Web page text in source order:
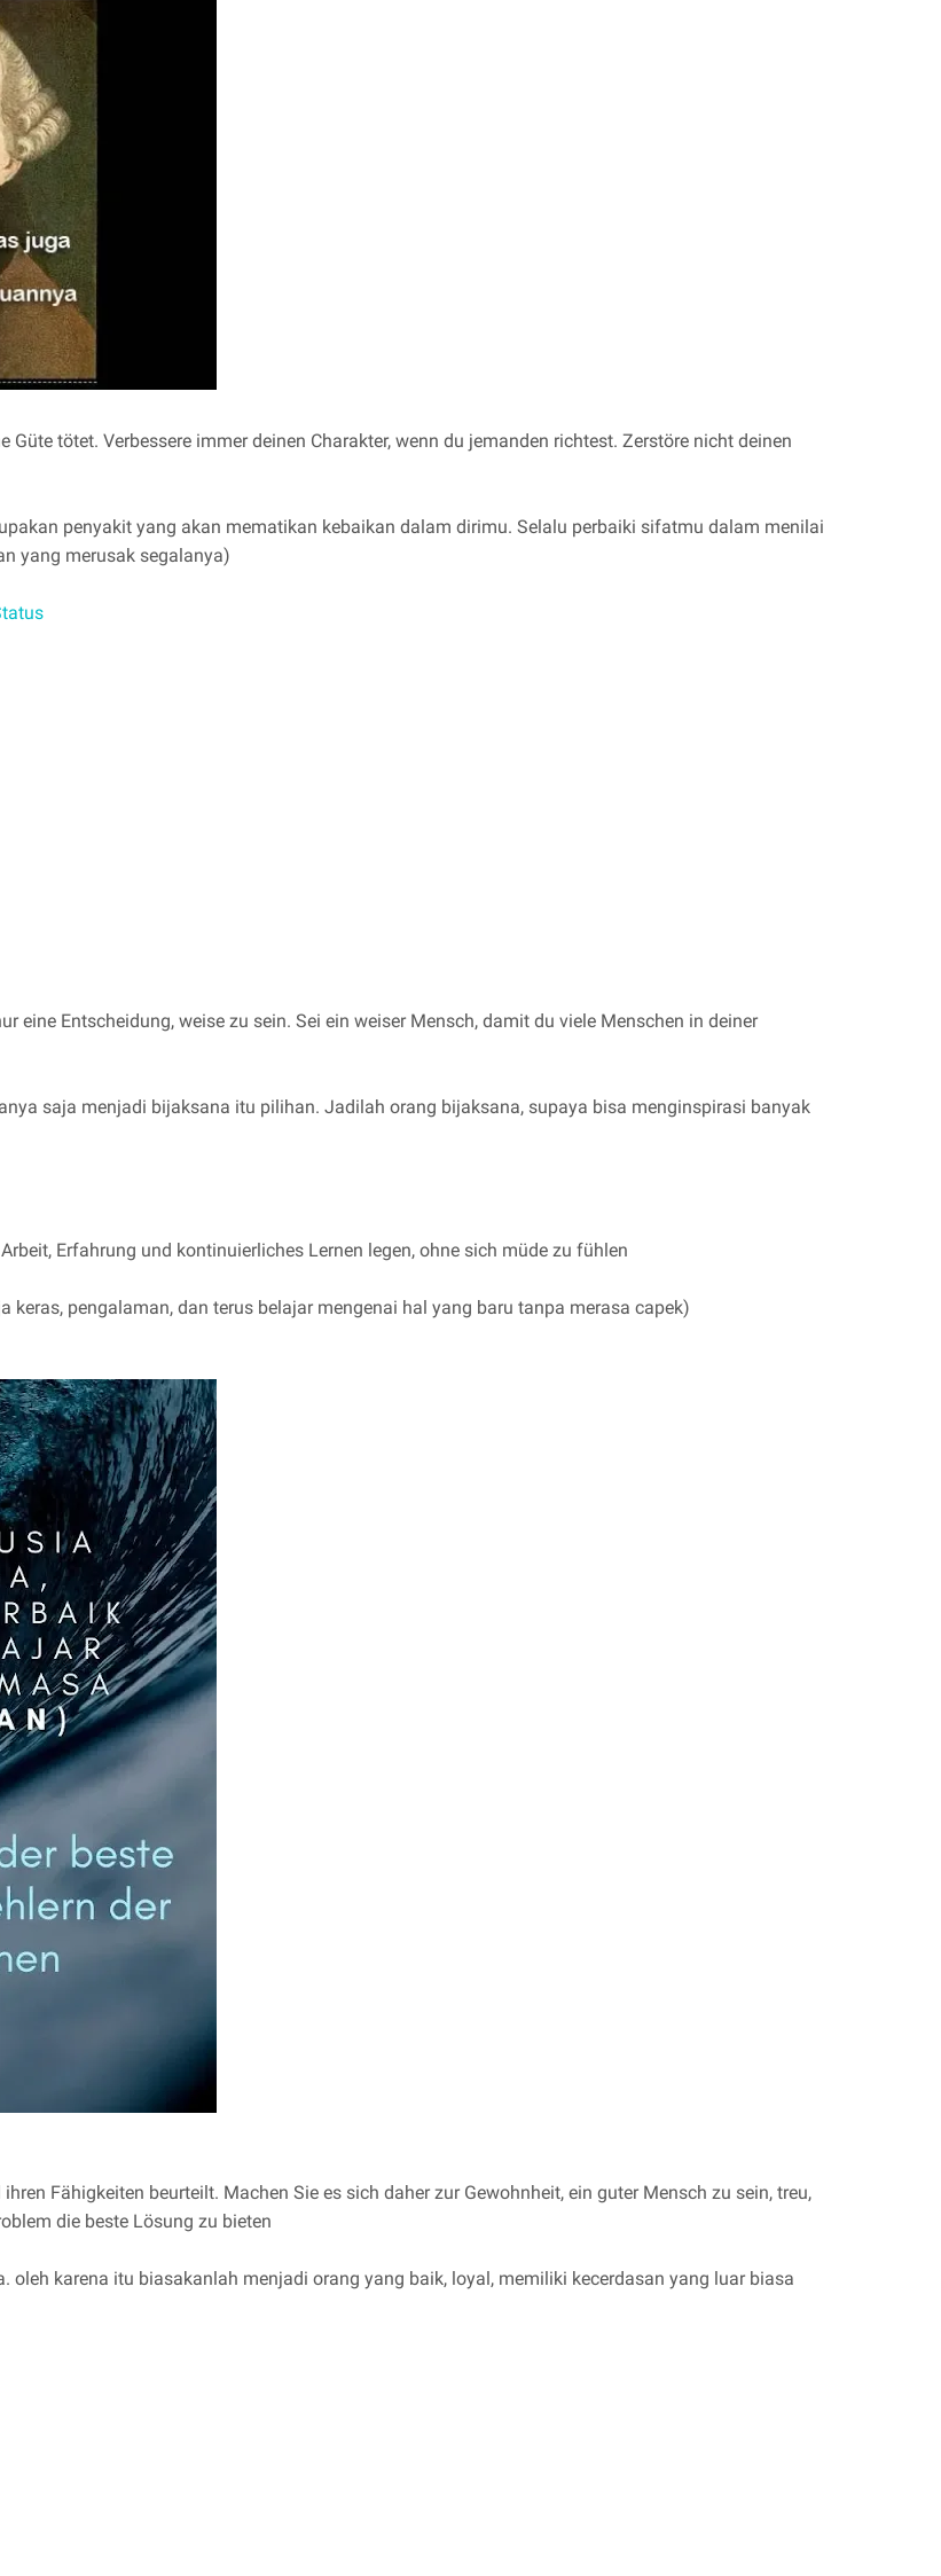
Güte tötet. Verbessere immer deinen Charakter, wenn du jemanden richtest. Zerstöre nicht deinen
penyakit yang akan mematikan kebaikan dalam dirimu. Selalu perbaiki sifatmu dalam menilai
yang merusak segalanya)
eine Entscheidung, weise zu sein. Sei ein weiser Mensch, damit du viele Menschen in deiner
saja menjadi bijaksana itu pilihan. Jadilah orang bijaksana, supaya bisa menginspirasi banyak
Erfahrung und kontinuierliches Lernen legen, ohne sich müde zu fühlen
pengalaman, dan terus belajar mengenai hal yang baru tanpa merasa capek)
Fähigkeiten beurteilt. Machen Sie es sich daher zur Gewohnheit, ein guter Mensch zu sein, treu,
die beste Lösung zu bieten
karena itu biasakanlah menjadi orang yang baik, loyal, memiliki kecerdasan yang luar biasa